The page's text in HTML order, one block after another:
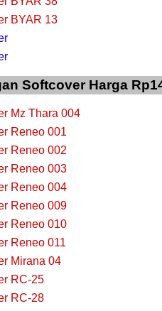
BYAR 13
Softcover Harga
Mz Thara 004
Reneo 001
Reneo 002
Reneo 003
Reneo 004
Reneo 009
Reneo 010
Reneo 011
Mirana 04
RC-25
RC-28